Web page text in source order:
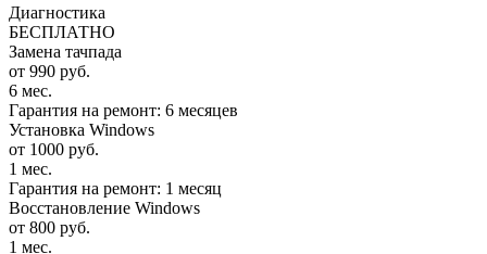
Диагностика
БЕСПЛАТНО
Замена тачпада
от 990 руб.
6 мес.
Гарантия на ремонт: 6 месяцев
Установка Windows
от 1000 руб.
1 мес.
Гарантия на ремонт: 1 месяц
Восстановление Windows
от 800 руб.
1 мес.